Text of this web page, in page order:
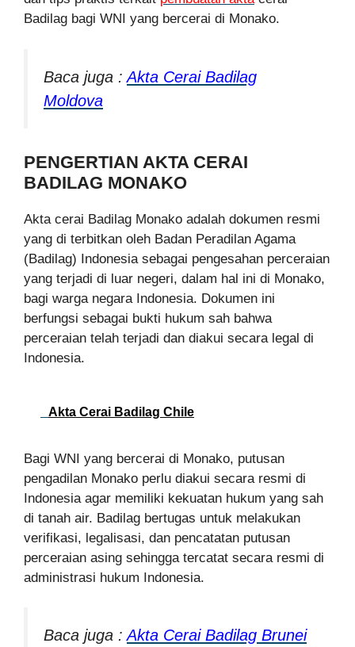
Badilag bagi WNI yang bercerai di Monako.
Baca juga :Akta Cerai Badilag
Moldova
PENGERTIAN AKTA CERAI
BADILAG MONAKO
Akta cerai Badilag Monako adalah dokumen resmi
yang di terbitkan oleh Badan Peradilan Agama
(Badilag) Indonesia sebagai pengesahan perceraian
yang terjadi di luar negeri, dalam hal ini di Monako,
bagi warga negara Indonesia. Dokumen ini
berfungsi sebagai bukti hukum sah bahwa
perceraian telah terjadi dan diakui secara legal di
Indonesia.
Akta Cerai Badilag Chile
Bagi WNI yang bercerai di Monako, putusan
pengadilan Monako perlu diakui secara resmi di
Indonesia agar memiliki kekuatan hukum yang sah
di tanah air. Badilag bertugas untuk melakukan
verifikasi, legalisasi, dan pencatatan putusan
perceraian asing sehingga tercatat secara resmi di
administrasi hukum Indonesia.
Baca juga :Akta Cerai Badilag Brunei